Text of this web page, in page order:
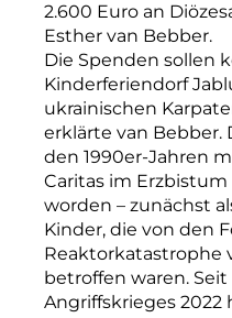
2.600 Euro an
Esther van Bebber.
Die Spenden sollen
Kinderferiendorf
ukrainischen
erklärte van Bebber.
den 1990er-Jahren
Caritas im
worden – zunächst
Kinder, die von den
Reaktorkatastrophe
betroffen waren.
Angriffskrieges 2022